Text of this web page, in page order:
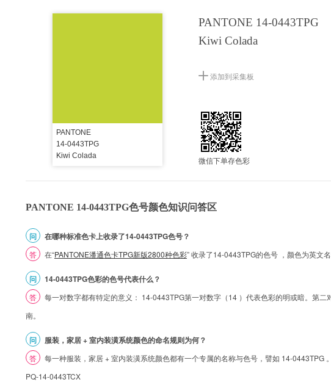
PANTONE
14-0443TPG
Kiwi Colada
PANTONE 14-0443TPG
Kiwi Colada
添加到采集板
微信下单存色彩
PANTONE 14-0443TPG色号颜色知识问答区
问 在哪种标准色卡上收录了14-0443TPG色号？
答 在“PANTONE潘通色卡TPG新版2800种色彩” 收录了14-0443TPG的色号 ，颜色为英文
问 14-0443TPG色彩的色号代表什么？
答
每一对数字都有特定的意义： 14-0443TPG第一对数字（14 ）代表色彩的明或暗。第
南。
问 服装，家居 + 室内装潢系统颜色的命名规则为何？
答
每一种服装，家居 + 室内装潢系统颜色都有一个专属的名称与色号，譬如 14-
PQ-14-0443TCX